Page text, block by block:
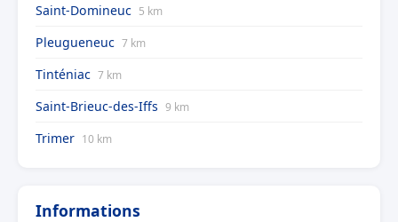
Saint-Domineuc 5 km
Pleugueneuc 7 km
Tinténiac 7 km
Saint-Brieuc-des-Iffs 9 km
Trimer 10 km
Informations